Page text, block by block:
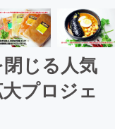
じる人気
プロジェ